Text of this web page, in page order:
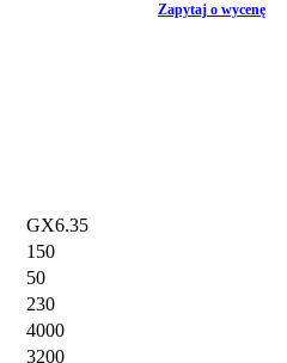
Zapytaj o wycenę
GX6.35
150
50
230
4000
3200